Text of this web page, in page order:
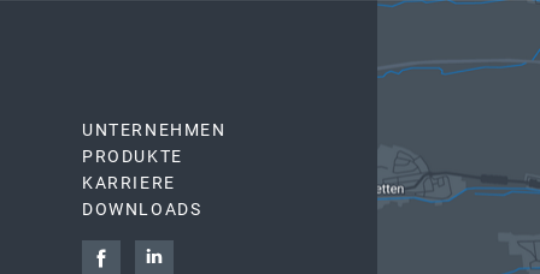
UNTERNEHMEN
PRODUKTE
KARRIERE
DOWNLOADS